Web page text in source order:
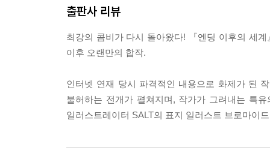
출판사 리뷰
최강의 콤비가 다시 돌아왔다! 『엔딩 이후의 세
이후 오랜만의 합작.
인터넷 연재 당시 파격적인 내용으로 화제가 된
불허하는 전개가 펼쳐지며, 작가가 그려내는 특
일러스트레이터 SALT의 표지 일러스트 브로마이